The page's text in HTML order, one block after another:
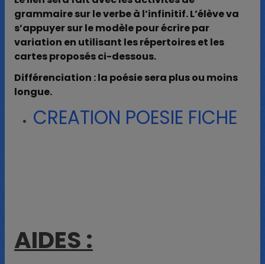
grammaire sur le verbe à l’infinitif. L’élève va
s’appuyer sur le modèle pour écrire par
variation en utilisant les répertoires et les
cartes proposés ci-dessous.
Différenciation : la poésie sera plus ou moins
longue.
CREATION POESIE FICHE
AIDES :